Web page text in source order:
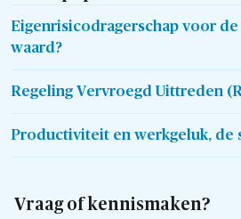
Eigenrisicodragerschap voor de
waard?
Regeling Vervroegd Uittreden
Productiviteit en werkgeluk, de
Vraag of kennismaken?